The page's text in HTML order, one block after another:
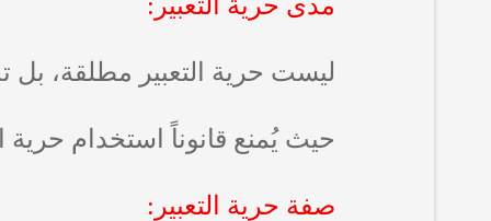
ليست حرية التعبير مطلقة، بل
حيث يُمنع قانوناً استخدام حرية
صفة حرية التعبير: